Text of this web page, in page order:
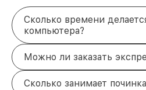
Сколько времени
компьютера?
Можно ли заказать
Сколько занимает